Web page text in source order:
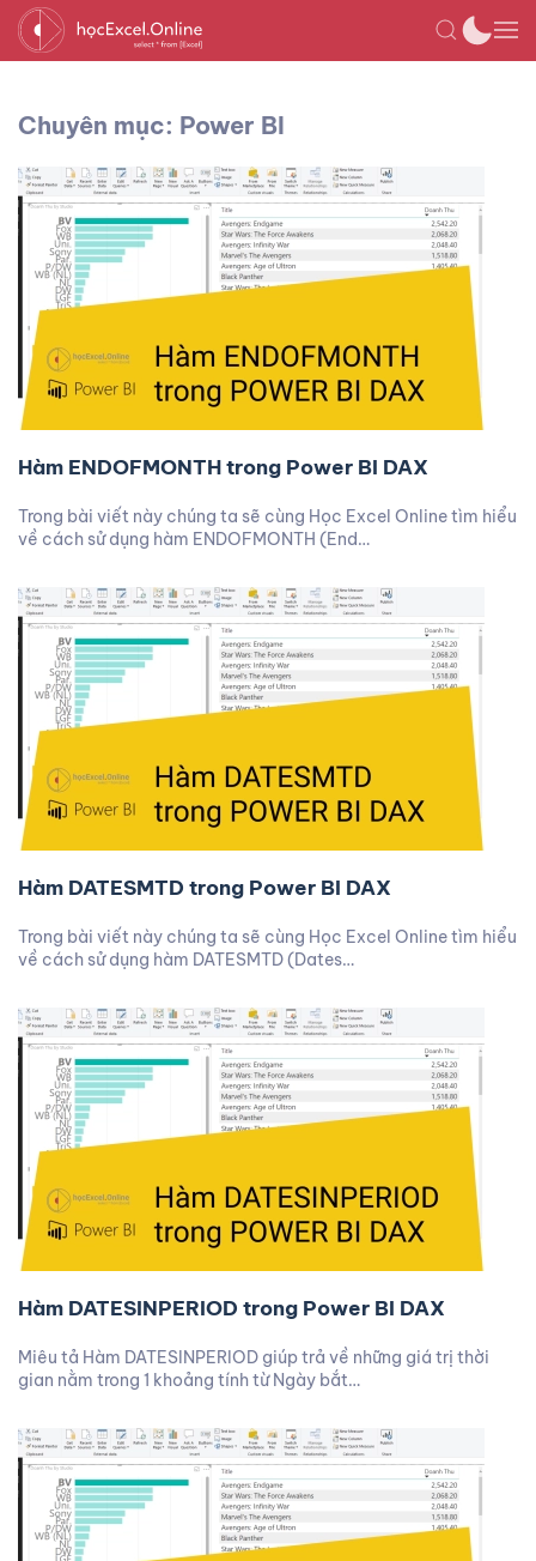
Chuyên mục: Power BI
Hàm ENDOFMONTH trong Power BI DAX
Trong bài viết này chúng ta sẽ cùng Học Excel Online tìm hiểu
về cách sử dụng hàm ENDOFMONTH (End…
Hàm DATESMTD trong Power BI DAX
Trong bài viết này chúng ta sẽ cùng Học Excel Online tìm hiểu
về cách sử dụng hàm DATESMTD (Dates…
Hàm DATESINPERIOD trong Power BI DAX
Miêu tả Hàm DATESINPERIOD giúp trả về những giá trị thời
gian nằm trong 1 khoảng tính từ Ngày bắt…